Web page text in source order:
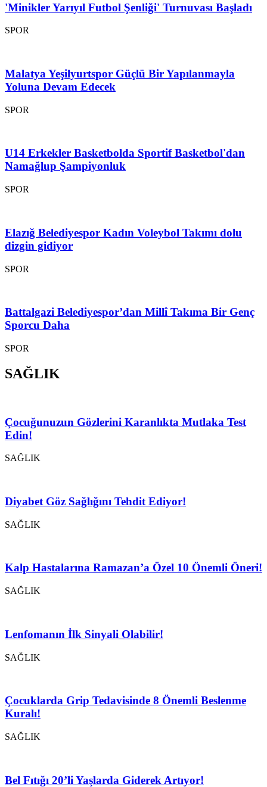
'Minikler Yarıyıl Futbol Şenliği' Turnuvası Başladı
SPOR
Malatya Yeşilyurtspor Güçlü Bir Yapılanmayla
Yoluna Devam Edecek
SPOR
U14 Erkekler Basketbolda Sportif Basketbol'dan
Namağlup Şampiyonluk
SPOR
Elazığ Belediyespor Kadın Voleybol Takımı dolu
dizgin gidiyor
SPOR
Battalgazi Belediyespor’dan Millî Takıma Bir Genç
Sporcu Daha
SPOR
SAĞLIK
Çocuğunuzun Gözlerini Karanlıkta Mutlaka Test
Edin!
SAĞLIK
Diyabet Göz Sağlığını Tehdit Ediyor!
SAĞLIK
Kalp Hastalarına Ramazan’a Özel 10 Önemli Öneri!
SAĞLIK
Lenfomanın İlk Sinyali Olabilir!
SAĞLIK
Çocuklarda Grip Tedavisinde 8 Önemli Beslenme
Kuralı!
SAĞLIK
Bel Fıtığı 20’li Yaşlarda Giderek Artıyor!